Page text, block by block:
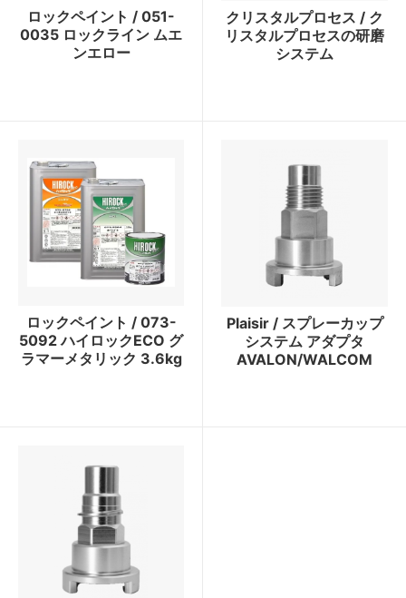
ロックペイント / 051-
0035 ロックライン ムエ
ンエロー
クリスタルプロセス / ク
リスタルプロセスの研磨
システム
ロックペイント / 073-
5092 ハイロックECO グ
ラマーメタリック 3.6kg
Plaisir / スプレーカップ
システム アダプタ
AVALON/WALCOM